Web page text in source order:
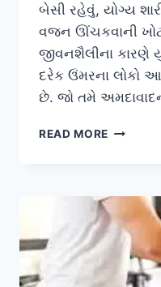
બેસી રહેવું, યોગ્ય
વજન ઊંચકવાની
જીવનશૈલીના કારણે
દરેક ઉંમરના લોકો આ
છે. જો તમે
READ MORE વસ્ત્રાલમાં
બેસ્ટ
સારવાર
મેળવવી?